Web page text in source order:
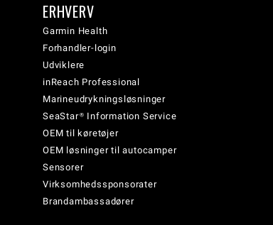
ERHVERV
Garmin Health
Forhandler-login
Udviklere
inReach Professional
Marineudrykningsløsninger
SeaStar® Information Service
OEM til køretøjer
OEM løsninger til autocamper
Sensorer
Virksomhedssponsorater
Brandambassadører